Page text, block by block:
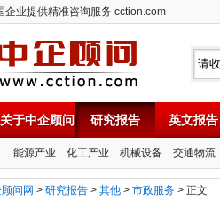
企业提供精准咨询服务 cction.com
关于中企顾问 研究报告 英文报告
能源产业 化工产业 机械设备 交通物流
问网 > 研究报告 > 其他 > 市政服务 > 正文